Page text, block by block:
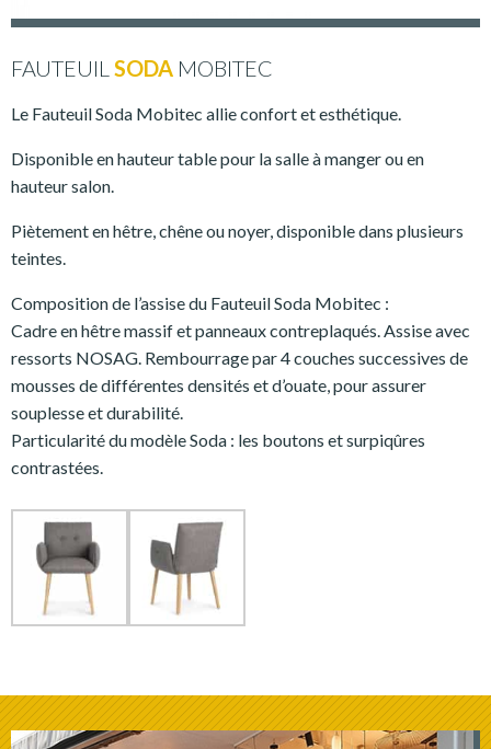
FAUTEUIL SODA MOBITEC
Le Fauteuil Soda Mobitec allie confort et esthétique.
Disponible en hauteur table pour la salle à manger ou en
hauteur salon.
Piètement en hêtre, chêne ou noyer, disponible dans plusieurs
teintes.
Composition de l’assise du Fauteuil Soda Mobitec :
Cadre en hêtre massif et panneaux contreplaqués. Assise avec
ressorts NOSAG. Rembourrage par 4 couches successives de
mousses de différentes densités et d’ouate, pour assurer
souplesse et durabilité.
Particularité du modèle Soda : les boutons et surpiqûres
contrastées.